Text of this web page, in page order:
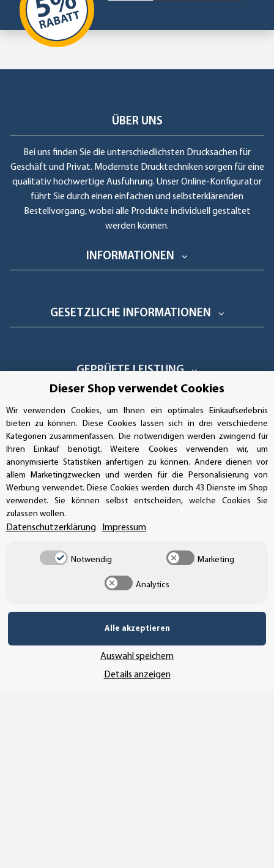
ÜBER UNS
Bei uns finden Sie die unterschiedlichsten Drucksachen für
Geschäft und Privat. Modernste Drucktechniken sorgen für eine
qualitativ hochwertige Ausführung. Unser Online-Konfigurator
führt Sie durch einen einfachen und selbsterklärenden
Bestellvorgang, wobei alle Produkte individuell gestaltet
werden können.
INFORMATIONEN
GESETZLICHE INFORMATIONEN
GEPRÜFTE LEISTUNG
AUFKLEBERDEALER STORE
Handwerkerring 1, D-39326 Wolmirstedt
Bestellungen/Support: +49 (0)39-201-28-98-10
UNSERE ZAHLUNGSARTEN*
SSL-Verschlüsselung
Dieser Shop verwendet Cookies
Wir verwenden Cookies, um Ihnen ein optimales Einkaufserlebnis
bieten zu können. Diese Cookies lassen sich in drei verschiedene
Kategorien zusammenfassen. Die notwendigen werden zwingend für
Ihren Einkauf benötigt. Weitere Cookies verwenden wir, um
anonymisierte Statistiken anfertigen zu können. Andere dienen vor
allem Marketingzwecken und werden für die Personalisierung von
Werbung verwendet. Diese Cookies werden durch 43 Dienste im Shop
verwendet. Sie können selbst entscheiden, welche Cookies Sie
zulassen wollen.
Datenschutzerklärung Impressum
Notwendig Marketing
Analytics
Alle akzeptieren
Auswahl speichern
Details anzeigen